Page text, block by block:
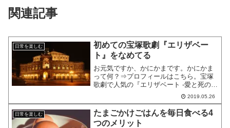
関連記事
日常を楽しむ
初めての宝塚歌劇『エリザベー
ト』をなめてる
お元気ですか、かにかまです。かにかま
って何？⇒プロフィールはこちら。宝塚
歌劇で人気の『エリザベート -愛と死の輪
舞-』熱く語る宝塚ファンの友人に影響さ
れて、「そんなに面白いの？」「観てみ
ようかな」と思っていませんか？やめた
方がいいですよ。こ...
2019.05.26
日常を楽しむ
たまごかけごはんを毎日食べる4
つのメリット